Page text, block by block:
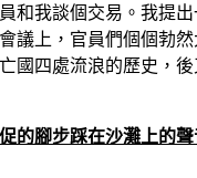
我談個交易。我提
議上，官員們個個勃然
亡國四處流浪的歷史，
的腳步踩在沙灘上的聲